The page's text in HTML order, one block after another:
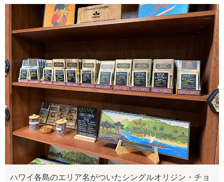
ハワイ各島のエリア名がついたシングルオリジン・チョ